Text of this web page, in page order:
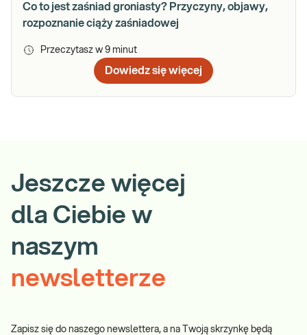
Co to jest zaśniad groniasty? Przyczyny, objawy,
rozpoznanie ciąży zaśniadowej
Przeczytasz w 9 minut
Dowiedz się więcej
Jeszcze więcej
dla Ciebie w
naszym
newsletterze
Zapisz się do naszego newslettera, a na Twoją skrzynkę będą